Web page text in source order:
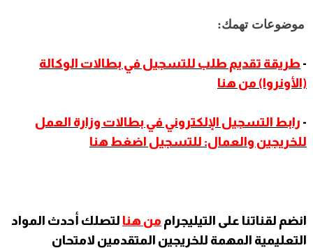
موضوعات تهمك:
- طريقة تقديم طلب للتسجيل في بطالات الوكالة
(الأونروا) من هنا
- رابط التسجيل الإلكتروني في بطالات وزارة العمل
للخريجين والعمال: للتسجيل اضغط هنا
انضم لقناتنا على التيليجرام من هنا لتصلك أحدث المواد
التعليمية المهمة للخريجين المتقدمين لامتحان